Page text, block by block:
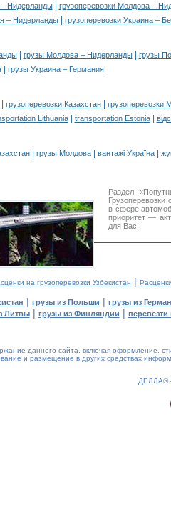
– Нидерланды|
грузоперевозки Молдова –
– Нидерланды| грузоперевозки Украина –
| грузы Молдова – Нидерланды|
грузы
| грузы Украина – Германия
грузоперевозки Казахстан|
грузоперевозки
Lithuania| transportation Estonia|
| грузы Молдова| вантажі Україна|
Раздел
в сфере
приоритет —
для Вас!
на грузоперевозки Узбекистан |
| грузы из Польши | грузы из
Литвы| грузы из Финляндии | перевезти
данного сайта, включая оформление,
и размещение в других средствах